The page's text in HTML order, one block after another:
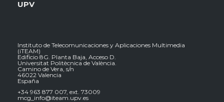
UPV
Instituto de Telecomunicaciones y Aplicaciones Multimedia
(iTEAM)
Edificio 8G. Planta Baja, Acceso D.
Universitat Politècnica de València.
Camino de Vera, s/n
46022 Valencia
España
+34 963 877 007, ext. 73009
mcg_info@iteam.upv.es